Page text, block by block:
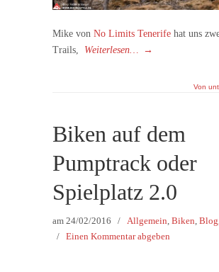
Mike von No Limits Tenerife hat uns
Trails, Weiterlesen… →
Von
Biken auf dem
Pumptrack oder
Spielplatz 2.0
am 24/02/2016 / Allgemein Biken Blog
/ Einen Kommentar abgeben